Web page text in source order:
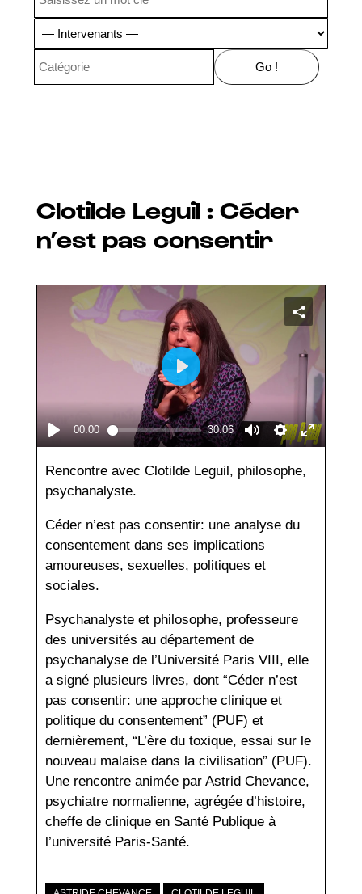
Clotilde Leguil : Céder
n’est pas consentir
Rencontre avec Clotilde Leguil, philosophe,
psychanalyste.
Céder n’est pas consentir: une analyse du
consentement dans ses implications
amoureuses, sexuelles, politiques et
sociales.
Psychanalyste et philosophe, professeure
des universités au département de
psychanalyse de l’Université Paris VIII, elle
a signé plusieurs livres, dont “Céder n’est
pas consentir: une approche clinique et
politique du consentement” (PUF) et
dernièrement, “L’ère du toxique, essai sur le
nouveau malaise dans la civilisation” (PUF).
Une rencontre animée par Astrid Chevance,
psychiatre normalienne, agrégée d’histoire,
cheffe de clinique en Santé Publique à
l’université Paris-Santé.